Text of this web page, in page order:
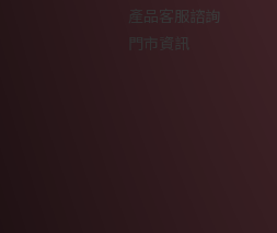
產品客服諮詢
門市資訊